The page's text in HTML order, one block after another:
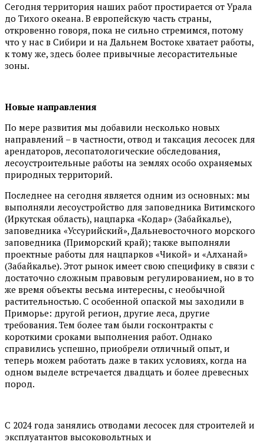
Сегодня территория наших работ простирается от Урала
до Тихого океана. В европейскую часть страны,
откровенно говоря, пока не сильно стремимся, потому
что у нас в Сибири и на Дальнем Востоке хватает работы,
к тому же, здесь более привычные лесорастительные
зоны.
Новые направления
По мере развития мы добавили несколько новых
направлений – в частности, отвод и таксация лесосек для
арендаторов, лесопатологические обследования,
лесоустроительные работы на землях особо охраняемых
природных территорий.
Последнее на сегодня является одним из основных: мы
выполняли лесоустройство для заповедника Витимского
(Иркутская область), нацпарка «Кодар» (Забайкалье),
заповедника «Уссурийский», Дальневосточного морского
заповедника (Приморский край); также выполняли
проектные работы для нацпарков «Чикой» и «Алханай»
(Забайкалье). Этот рынок имеет свою специфику в связи с
достаточно сложным правовым регулированием, но в то
же время объекты весьма интересны, с необычной
растительностью. С особенной опаской мы заходили в
Приморье: другой регион, другие леса, другие
требования. Тем более там были госконтракты с
короткими сроками выполнения работ. Однако
справились успешно, приобрели отличный опыт, и
теперь можем работать даже в таких условиях, когда на
одном выделе встречается двадцать и более древесных
пород.
С 2024 года занялись отводами лесосек для строителей и
эксплуатантов высоковольтных и